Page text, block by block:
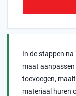
In de stappen na
maat
toevoegen,
materiaal huren